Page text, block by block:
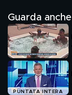
Guarda anche
PUNTATA INTERA